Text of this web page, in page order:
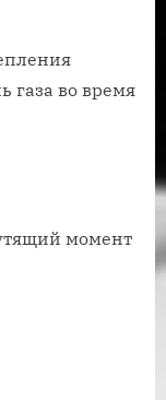
газа во время
момент